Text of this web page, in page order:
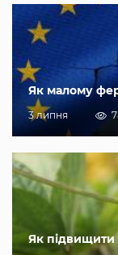
Як малому
3 липня
Як підвищити